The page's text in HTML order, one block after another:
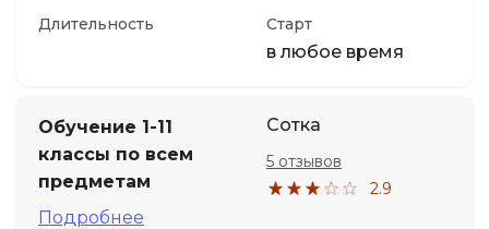
Длительность Старт
в любое время
Обучение 1-11
классы по всем
предметам
Подробнее
Сотка
2.9
5 отзывов
Детям